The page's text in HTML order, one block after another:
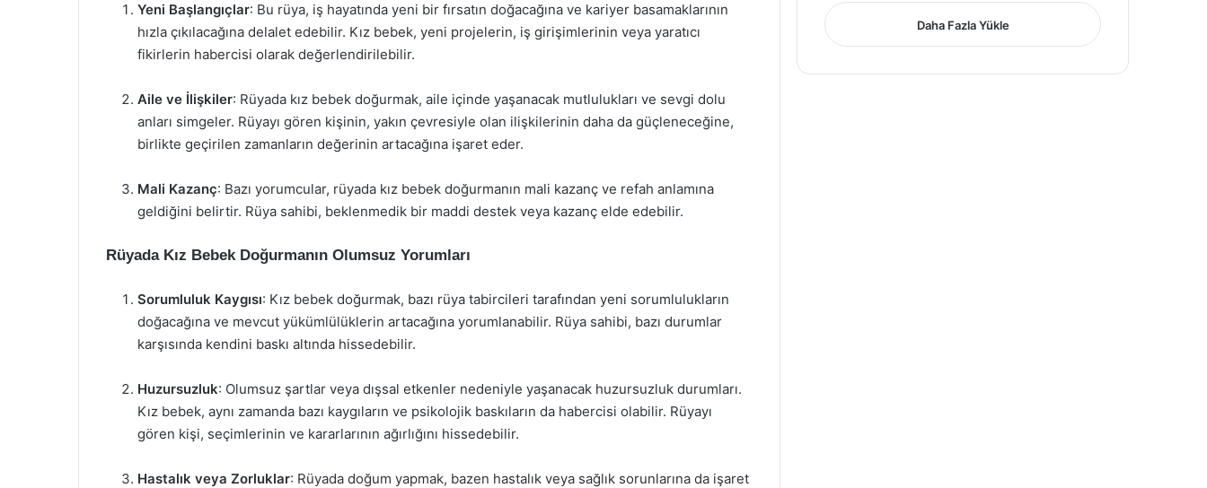
Yeni Başlangıçlar: Bu rüya, iş hayatında yeni bir fırsatın doğacağına ve kariyer basamaklarının
hızla çıkılacağına delalet edebilir. Kız bebek, yeni projelerin, iş girişimlerinin veya yaratıcı
fikirlerin habercisi olarak değerlendirilebilir.
Aile ve İlişkiler: Rüyada kız bebek doğurmak, aile içinde yaşanacak mutlulukları ve sevgi dolu
anları simgeler. Rüyayı gören kişinin, yakın çevresiyle olan ilişkilerinin daha da güçleneceğine,
birlikte geçirilen zamanların değerinin artacağına işaret eder.
Mali Kazanç: Bazı yorumcular, rüyada kız bebek doğurmanın mali kazanç ve refah anlamına
geldiğini belirtir. Rüya sahibi, beklenmedik bir maddi destek veya kazanç elde edebilir.
Rüyada Kız Bebek Doğurmanın Olumsuz Yorumları
Sorumluluk Kaygısı: Kız bebek doğurmak, bazı rüya tabircileri tarafından yeni sorumlulukların
doğacağına ve mevcut yükümlülüklerin artacağına yorumlanabilir. Rüya sahibi, bazı durumlar
karşısında kendini baskı altında hissedebilir.
Huzursuzluk: Olumsuz şartlar veya dışsal etkenler nedeniyle yaşanacak huzursuzluk durumları.
Kız bebek, aynı zamanda bazı kaygıların ve psikolojik baskıların da habercisi olabilir. Rüyayı
gören kişi, seçimlerinin ve kararlarının ağırlığını hissedebilir.
Hastalık veya Zorluklar: Rüyada doğum yapmak, bazen hastalık veya sağlık sorunlarına da işaret
Daha Fazla Yükle